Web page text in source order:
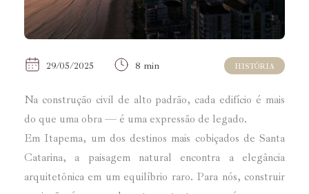
29/05/2025 8 min HISTÓRIA
Na construção civil de alto padrão, cada edifício é mais
do que uma obra — é uma expressão de legado.
Em Itapema, um dos destinos mais cobiçados de Santa
Catarina, a paisagem natural encontra a elegância
arquitetônica em um equilíbrio raro. Para nós, construir